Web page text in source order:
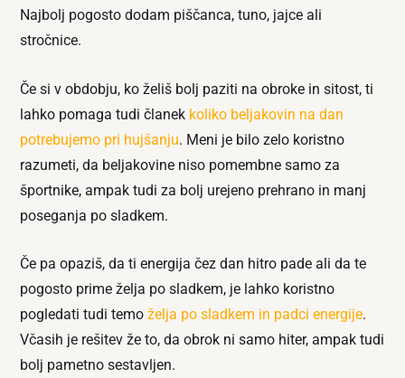
Najbolj pogosto dodam piščanca, tuno, jajce ali
stročnice.
Če si v obdobju, ko želiš bolj paziti na obroke in sitost, ti
lahko pomaga tudi članek koliko beljakovin na dan
potrebujemo pri hujšanju. Meni je bilo zelo koristno
razumeti, da beljakovine niso pomembne samo za
športnike, ampak tudi za bolj urejeno prehrano in manj
poseganja po sladkem.
Če pa opaziš, da ti energija čez dan hitro pade ali da te
pogosto prime želja po sladkem, je lahko koristno
pogledati tudi temoželja po sladkem in padci energije.
Včasih je rešitev že to, da obrok ni samo hiter, ampak tudi
bolj pametno sestavljen.